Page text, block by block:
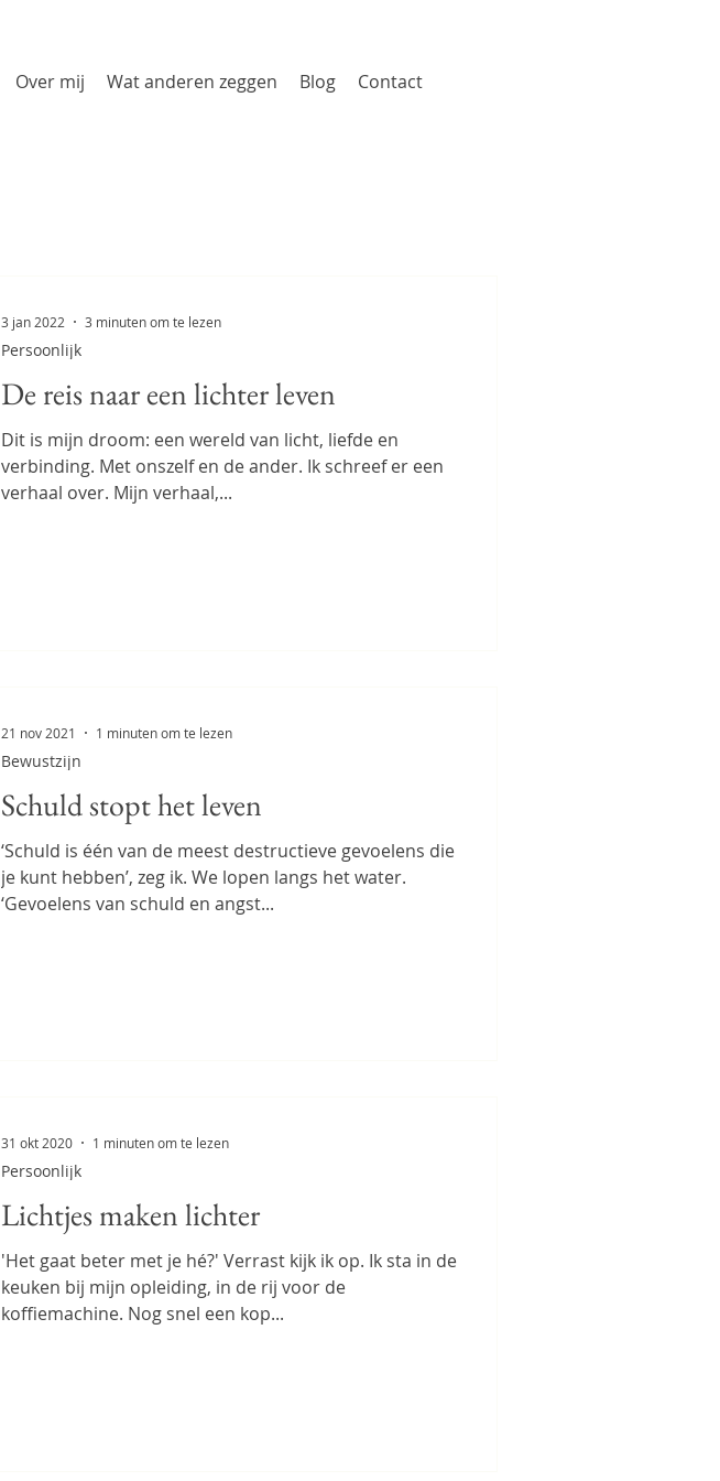
Over mij Wat anderen zeggen Blog Contact
De reis naar een lichter leven
Dit is mijn droom: een wereld van licht, liefde en
verbinding. Met onszelf en de ander. Ik schreef er een
verhaal over. Mijn verhaal,...
Persoonlijk
3 jan 2022 3 minuten om te lezen
Schuld stopt het leven
‘Schuld is één van de meest destructieve gevoelens die
je kunt hebben’, zeg ik. We lopen langs het water.
‘Gevoelens van schuld en angst...
Bewustzijn
21 nov 2021 1 minuten om te lezen
Lichtjes maken lichter
'Het gaat beter met je hé?' Verrast kijk ik op. Ik sta in de
keuken bij mijn opleiding, in de rij voor de
koffiemachine. Nog snel een kop...
Persoonlijk
31 okt 2020 1 minuten om te lezen